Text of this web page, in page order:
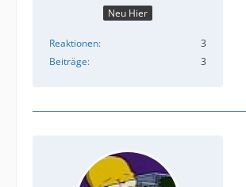
Neu Hier
Reaktionen
3
Beiträge
3